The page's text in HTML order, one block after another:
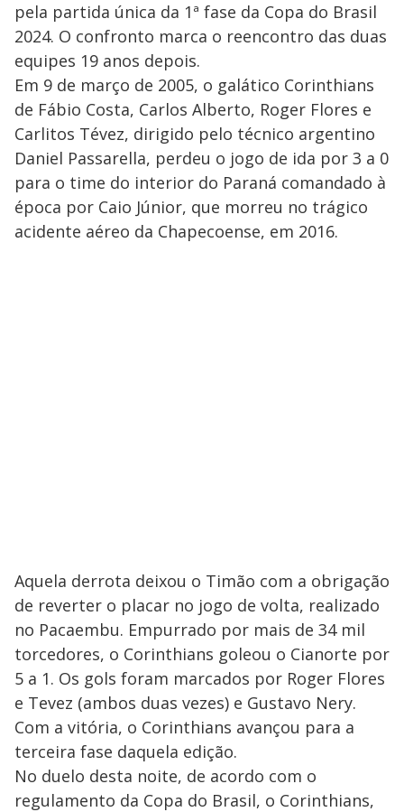
pela partida única da 1ª fase da Copa do Brasil
2024. O confronto marca o reencontro das duas
equipes 19 anos depois.
Em 9 de março de 2005, o galático Corinthians
de Fábio Costa, Carlos Alberto, Roger Flores e
Carlitos Tévez, dirigido pelo técnico argentino
Daniel Passarella, perdeu o jogo de ida por 3 a 0
para o time do interior do Paraná comandado à
época por Caio Júnior, que morreu no trágico
acidente aéreo da Chapecoense, em 2016.
Aquela derrota deixou o Timão com a obrigação
de reverter o placar no jogo de volta, realizado
no Pacaembu. Empurrado por mais de 34 mil
torcedores, o Corinthians goleou o Cianorte por
5 a 1. Os gols foram marcados por Roger Flores
e Tevez (ambos duas vezes) e Gustavo Nery.
Com a vitória, o Corinthians avançou para a
terceira fase daquela edição.
No duelo desta noite, de acordo com o
regulamento da Copa do Brasil, o Corinthians,